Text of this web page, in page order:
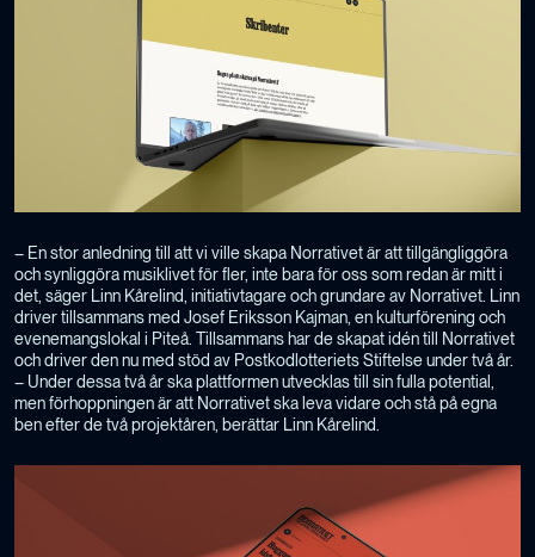
– En stor anledning till att vi ville skapa Norrativet är att tillgängliggöra
och synliggöra musiklivet för fler, inte bara för oss som redan är mitt i
det, säger Linn Kårelind, initiativtagare och grundare av Norrativet. Linn
driver tillsammans med Josef Eriksson Kajman, en kulturförening och
evenemangslokal i Piteå. Tillsammans har de skapat idén till Norrativet
och driver den nu med stöd av Postkodlotteriets Stiftelse under två år.
– Under dessa två år ska plattformen utvecklas till sin fulla potential,
men förhoppningen är att Norrativet ska leva vidare och stå på egna
ben efter de två projektåren, berättar Linn Kårelind.